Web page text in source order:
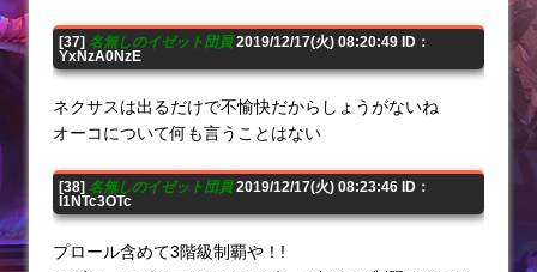
[37] 名無しのイゼット団員2019/12/17(火) 08:20:49 ID：
YxNzA0NzE
ネクサスは出るだけで不愉快だからしょうがないね
オーコについて何も言うことはない
[38] 名無しのイゼット団員2019/12/17(火) 08:23:46 ID：
I1NTc3OTc
プロール含めて3階級制覇や！!